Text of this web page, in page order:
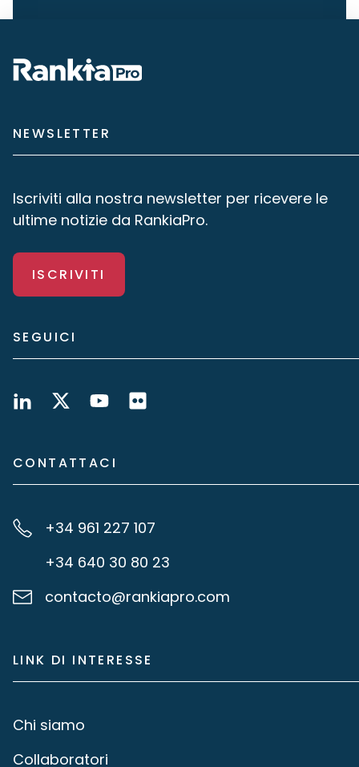
NEWSLETTER
Iscriviti alla nostra newsletter per ricevere le
ultime notizie da RankiaPro.
ISCRIVITI
SEGUICI
CONTATTACI
+34 961 227 107
+34 640 30 80 23
contacto@rankiapro.com
LINK DI INTERESSE
Chi siamo
Collaboratori